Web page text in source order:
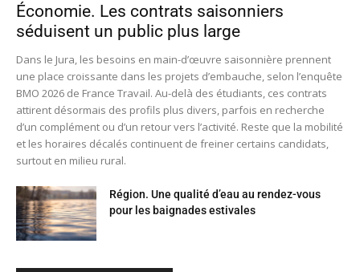
Économie. Les contrats saisonniers
séduisent un public plus large
Dans le Jura, les besoins en main-d’œuvre saisonnière prennent
une place croissante dans les projets d’embauche, selon l’enquête
BMO 2026 de France Travail. Au-delà des étudiants, ces contrats
attirent désormais des profils plus divers, parfois en recherche
d’un complément ou d’un retour vers l’activité. Reste que la mobilité
et les horaires décalés continuent de freiner certains candidats,
surtout en milieu rural.
Région. Une qualité d’eau au rendez-vous
pour les baignades estivales